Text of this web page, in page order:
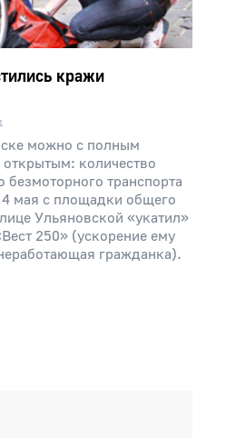
кражи
можно с полным
открытым: количество
безмоторного транспорта
4 мая с площадки общего
Ульяновской «укатил»
250» (ускорение ему
гражданка).